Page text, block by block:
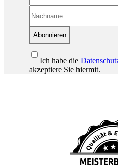
Abonnieren
Ich habe die
akzeptiere Sie hiermit.